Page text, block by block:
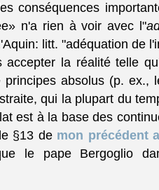
conséquences
n'a rien à voir avec l"
litt. "adéquation de
accepter la réalité telle
absolus (p. ex.,
qui la plupart du
est à la base des
§13 de mon précédent
le pape Bergoglio